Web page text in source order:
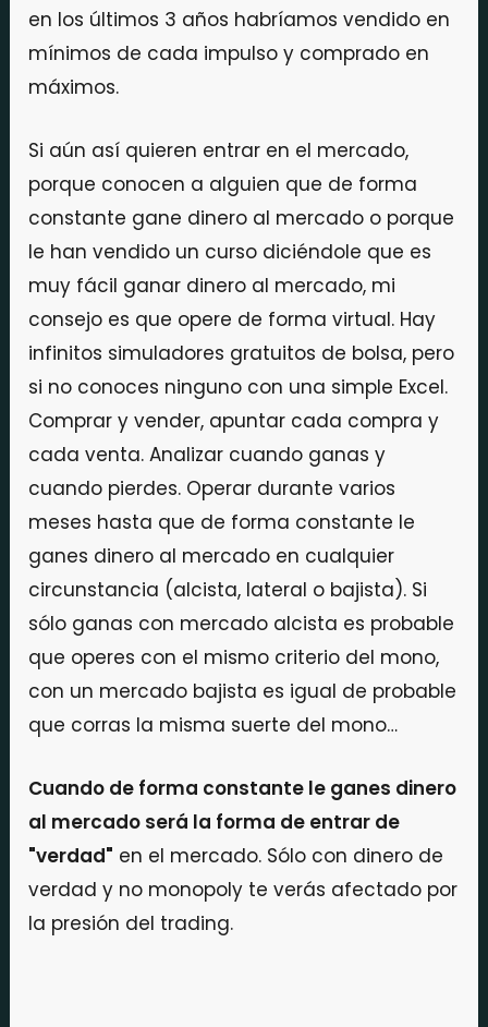
en los últimos 3 años habríamos vendido en
mínimos de cada impulso y comprado en
máximos.
Si aún así quieren entrar en el mercado,
porque conocen a alguien que de forma
constante gane dinero al mercado o porque
le han vendido un curso diciéndole que es
muy fácil ganar dinero al mercado, mi
consejo es que opere de forma virtual. Hay
infinitos simuladores gratuitos de bolsa, pero
si no conoces ninguno con una simple Excel.
Comprar y vender, apuntar cada compra y
cada venta. Analizar cuando ganas y
cuando pierdes. Operar durante varios
meses hasta que de forma constante le
ganes dinero al mercado en cualquier
circunstancia (alcista, lateral o bajista). Si
sólo ganas con mercado alcista es probable
que operes con el mismo criterio del mono,
con un mercado bajista es igual de probable
que corras la misma suerte del mono…
Cuando de forma constante le ganes dinero
al mercado será la forma de entrar de
"verdad" en el mercado. Sólo con dinero de
verdad y no monopoly te verás afectado por
la presión del trading.